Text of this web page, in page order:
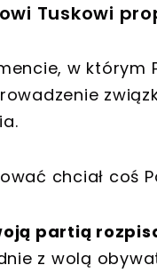
Tuskowi
w
chciał coś
partią
z wolą